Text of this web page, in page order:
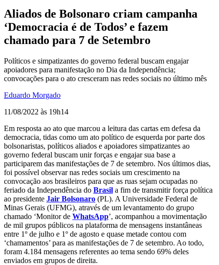
Aliados de Bolsonaro criam campanha
‘Democracia é de Todos’ e fazem
chamado para 7 de Setembro
Políticos e simpatizantes do governo federal buscam engajar
apoiadores para manifestação no Dia da Independência;
convocações para o ato cresceram nas redes sociais no último mês
Eduardo Morgado
11/08/2022 às 19h14
Em resposta ao ato que marcou a leitura das cartas em defesa da
democracia, tidas como um ato político de esquerda por parte dos
bolsonaristas, políticos aliados e apoiadores simpatizantes ao
governo federal buscam unir forças e engajar sua base a
participarem das manifestações de 7 de setembro. Nos últimos dias,
foi possível observar nas redes sociais um crescimento na
convocação aos brasileiros para que as ruas sejam ocupadas no
feriado da Independência do Brasil a fim de transmitir força política
ao presidente Jair Bolsonaro (PL). A Universidade Federal de
Minas Gerais (UFMG), através de um levantamento do grupo
chamado ‘Monitor de WhatsApp’, acompanhou a movimentação
de mil grupos públicos na plataforma de mensagens instantâneas
entre 1º de julho e 1º de agosto e quase metade contou com
‘chamamentos’ para as manifestações de 7 de setembro. Ao todo,
foram 4.184 mensagens referentes ao tema sendo 69% deles
enviados em grupos de direita.